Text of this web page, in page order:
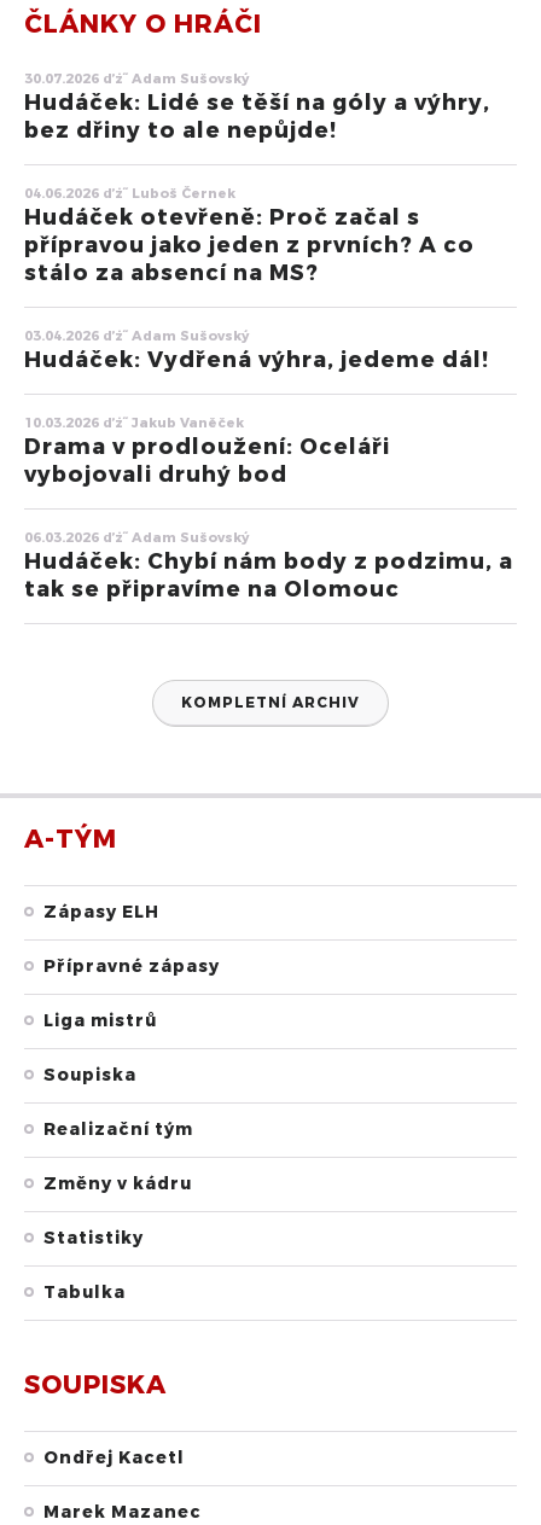
ČLÁNKY O HRÁČI
30.07.2026 ďż˝ Adam Sušovský
Hudáček: Lidé se těší na góly a výhry,
bez dřiny to ale nepůjde!
04.06.2026 ďż˝ Luboš Černek
Hudáček otevřeně: Proč začal s
přípravou jako jeden z prvních? A co
stálo za absencí na MS?
03.04.2026 ďż˝ Adam Sušovský
Hudáček: Vydřená výhra, jedeme dál!
10.03.2026 ďż˝ Jakub Vaněček
Drama v prodloužení: Oceláři
vybojovali druhý bod
06.03.2026 ďż˝ Adam Sušovský
Hudáček: Chybí nám body z podzimu, a
tak se připravíme na Olomouc
KOMPLETNÍ ARCHIV
A-TÝM
Zápasy ELH
Přípravné zápasy
Liga mistrů
Soupiska
Realizační tým
Změny v kádru
Statistiky
Tabulka
SOUPISKA
Ondřej Kacetl
Marek Mazanec